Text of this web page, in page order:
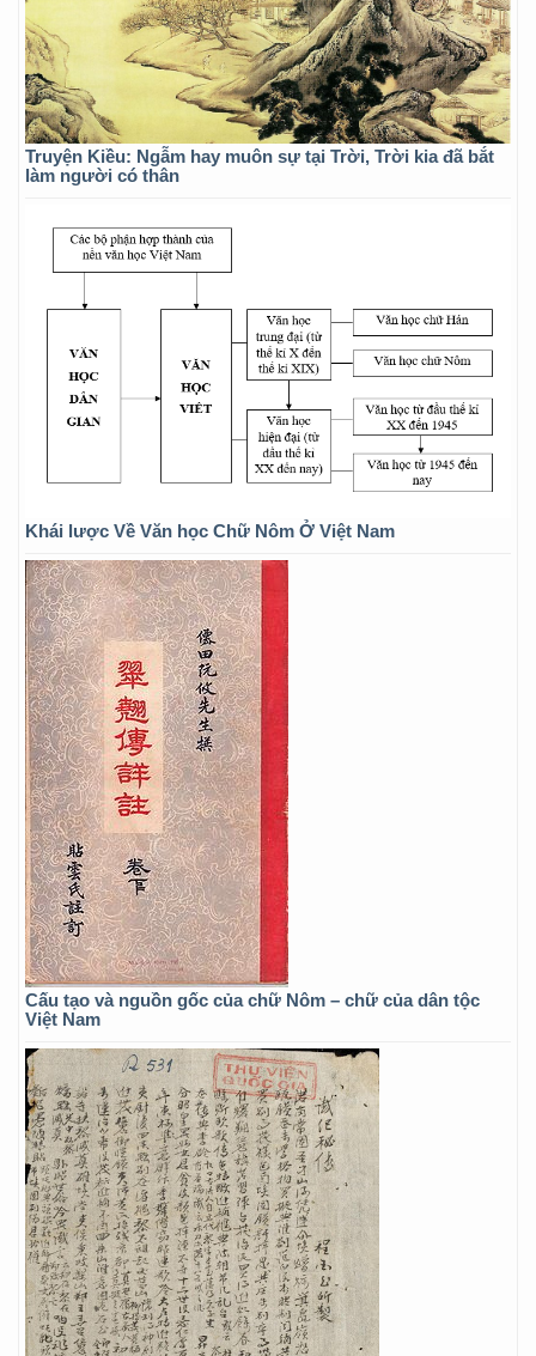
Truyện Kiều: Ngẫm hay muôn sự tại Trời, Trời kia đã bắt
làm người có thân
Khái lược Về Văn học Chữ Nôm Ở Việt Nam
Cấu tạo và nguồn gốc của chữ Nôm – chữ của dân tộc
Việt Nam